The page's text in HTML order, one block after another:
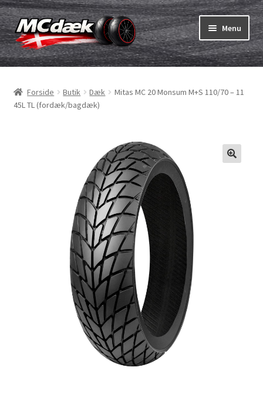
Spring
til
navigation
Spring
til
indhold
Menu
Dæk
Udfold
Slanger & fælgband
Udfold
Udfold
Forside Butik Dæk
Mitas MC 20 Monsum M+S 110/70 – 11
45L TL (fordæk/bagdæk)